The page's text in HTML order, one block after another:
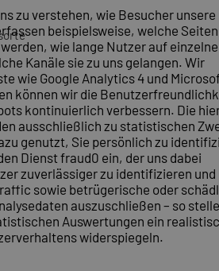
zu verstehen, wie Besucher unsere
beispielsweise, welche
wie lange Nutzer auf
Kanäle sie zu uns gelangen. Wir
wie Google Analytics 4 und
können wir die
kontinuierlich verbessern. Die
ausschließlich zu statistischen
genutzt, Sie persönlich zu
Dienst fraud0 ein, der uns dabei
zuverlässiger zu identifizieren und
sowie betrügerische oder
auszuschließen – so
Auswertungen ein
widerspiegeln.